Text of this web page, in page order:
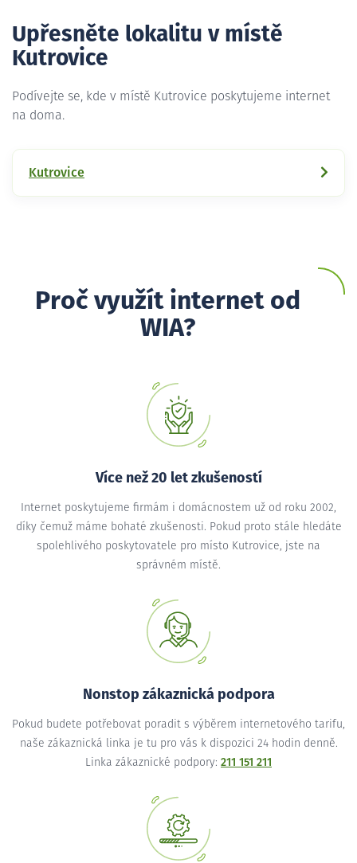
Upřesněte lokalitu v místě
Kutrovice
Podívejte se, kde v místě Kutrovice poskytujeme internet
na doma.
Kutrovice
Proč využít internet od
WIA?
Více než 20 let zkušeností
Internet poskytujeme firmám i domácnostem už od roku 2002,
díky čemuž máme bohaté zkušenosti. Pokud proto stále hledáte
spolehlivého poskytovatele pro místo Kutrovice, jste na
správném místě.
Nonstop zákaznická podpora
Pokud budete potřebovat poradit s výběrem internetového tarifu,
naše zákaznická linka je tu pro vás k dispozici 24 hodin denně.
Linka zákaznické podpory: 211 151 211